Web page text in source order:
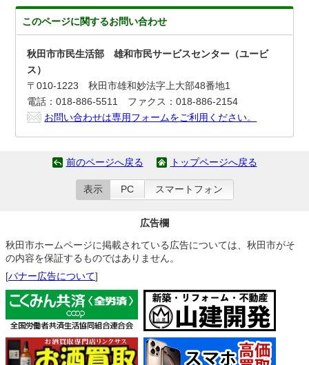
このページに関するお問い合わせ
秋田市市民生活部 雄和市民サービスセンター（ユービ
ス）
〒010-1223 秋田市雄和妙法字上大部48番地1
電話：018-886-5511 ファクス：018-886-2154
お問い合わせは専用フォームをご利用ください。
前のページへ戻る トップページへ戻る
表示 PC スマートフォン
広告欄
秋田市ホームページに掲載されている広告については、秋田市がそ
の内容を保証するものではありません。
[バナー広告について]